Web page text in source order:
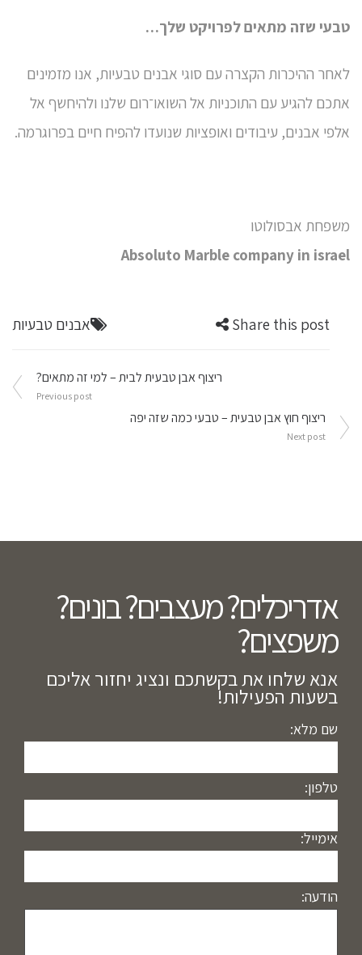
טבעי שזה מתאים לפרויקט שלך…
לאחר ההיכרות הקצרה עם סוגי אבנים טבעיות, אנו מזמינים
אתכם להגיע עם התוכניות אל השואו־רום שלנו ולהיחשף אל
אלפי אבנים, עיבודים ואופציות שנועדו להפיח חיים בפרוגרמה.
משפחת אבסולוטו
Absoluto Marble company in israel
אבנים טבעיות Share this post
ריצוף אבן טבעית לבית – למי זה מתאים?
Previous post
ריצוף חוץ אבן טבעית – טבעי כמה שזה יפה
Next post
אדריכלים? מעצבים? בונים?
משפצים?​
אנא שלחו את בקשתכם ונציג יחזור אליכם
בשעות הפעילות!
שם מלא:
טלפון:
אימייל:
הודעה: